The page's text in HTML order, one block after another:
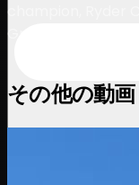
その他の動画